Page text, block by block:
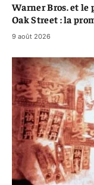
Warner Bros. et le
Oak Street : la
9 août 2026